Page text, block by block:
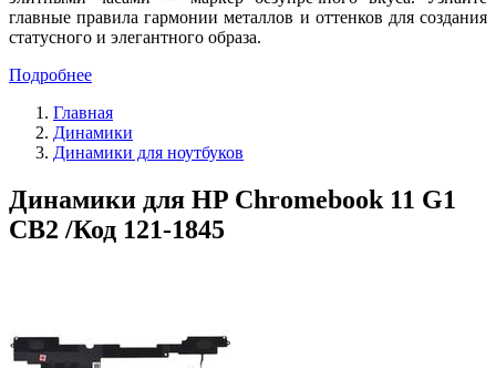
главные правила гармонии металлов и оттенков для создания
статусного и элегантного образа.
Подробнее
Главная
Динамики
Динамики для ноутбуков
Динамики для HP Chromebook 11 G1
CB2 /Код 121-1845